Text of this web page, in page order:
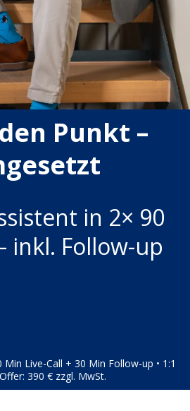
Punkt –
in 2× 90
inkl. Follow-up
Min Live-Call + 30 Min Follow-up • 1:1
390 € zzgl. MwSt.